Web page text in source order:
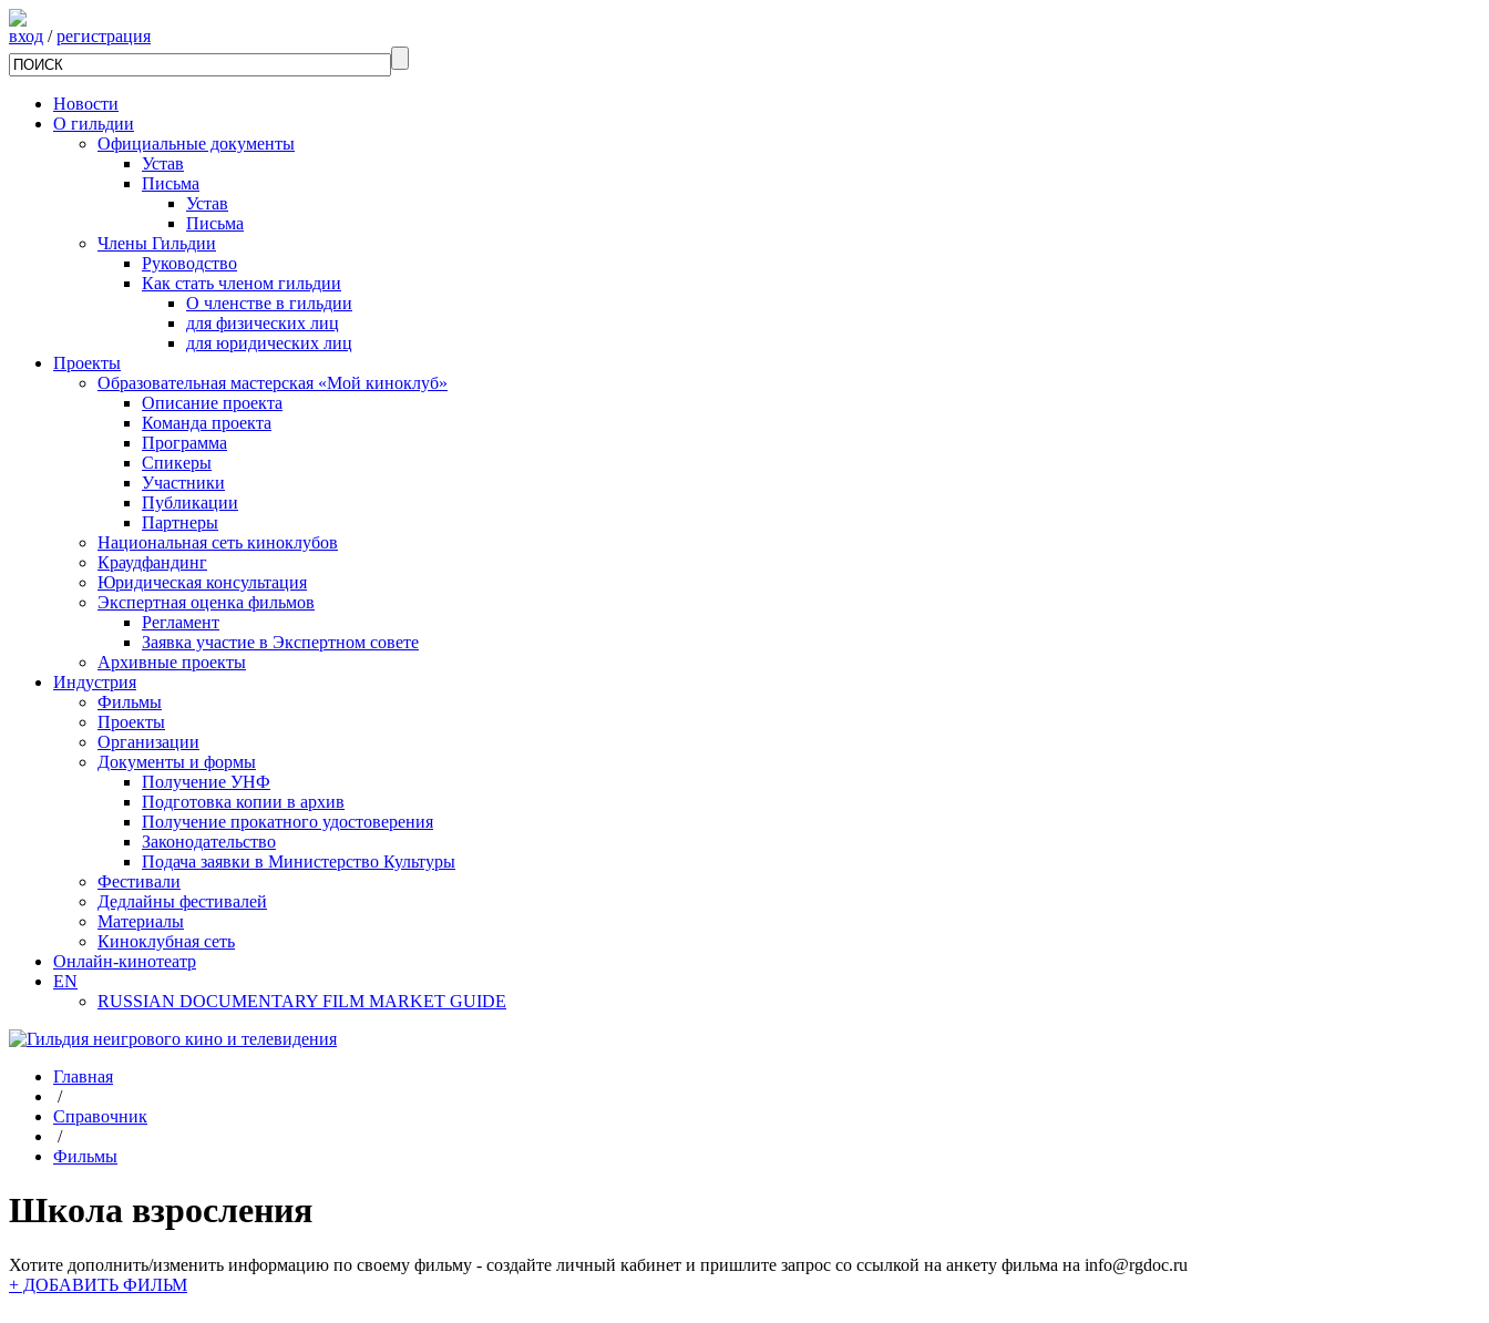
вход /регистрация
Новости
О гильдии
Официальные документы
Устав
Письма
Устав
Письма
Члены Гильдии
Руководство
Как стать членом гильдии
О членстве в гильдии
для физических лиц
для юридических лиц
Проекты
Образовательная мастерская «Мой киноклуб»
Описание проекта
Команда проекта
Программа
Спикеры
Участники
Публикации
Партнеры
Национальная сеть киноклубов
Краудфандинг
Юридическая консультация
Экспертная оценка фильмов
Регламент
Заявка участие в Экспертном совете
Архивные проекты
Индустрия
Фильмы
Проекты
Организации
Документы и формы
Получение УНФ
Подготовка копии в архив
Получение прокатного удостоверения
Законодательство
Подача заявки в Министерство Культуры
Фестивали
Дедлайны фестивалей
Материалы
Киноклубная сеть
Онлайн-кинотеатр
EN
RUSSIAN DOCUMENTARY FILM MARKET GUIDE
Главная
/
Справочник
/
Фильмы
Школа взросления
Хотите дополнить/изменить информацию по своему фильму - создайте личный кабинет и пришлите запрос cо ссылкой на анкету фильма на info@rgdoc.ru
+ ДОБАВИТЬ ФИЛЬМ